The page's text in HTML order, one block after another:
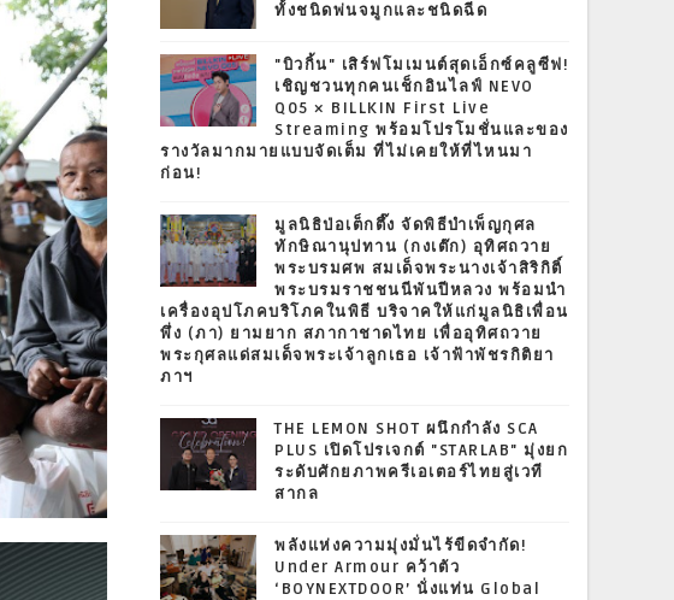
ทั้งชนิดพ่นจมูกและชนิดฉีด
"บิวกิ้น" เสิร์ฟโมเมนต์สุดเอ็กซ์คลูซีฟ!
เชิญชวนทุกคนเช็กอินไลฟ์ NEVO
Q05 × BILLKIN First Live
Streaming พร้อมโปรโมชั่นและของ
รางวัลมากมายแบบจัดเต็ม ที่ไม่เคยให้ที่ไหนมา
ก่อน!
มูลนิธิป่อเต็กตึ๊ง จัดพิธีบำเพ็ญกุศล
ทักษิณานุปทาน (กงเต๊ก) อุทิศถวาย
พระบรมศพ สมเด็จพระนางเจ้าสิริกิติ์
พระบรมราชชนนีพันปีหลวง พร้อมนำ
เครื่องอุปโภคบริโภคในพิธี บริจาคให้แก่มูลนิธิเพื่อน
พึ่ง (ภา) ยามยาก สภากาชาดไทย เพื่ออุทิศถวาย
พระกุศลแด่สมเด็จพระเจ้าลูกเธอ เจ้าฟ้าพัชรกิติยา
ภาฯ
THE LEMON SHOT ผนึกกำลัง SCA
PLUS เปิดโปรเจกต์ "STARLAB" มุ่งยก
ระดับศักยภาพครีเอเตอร์ไทยสู่เวที
สากล
พลังแห่งความมุ่งมั่นไร้ขีดจำกัด!
Under Armour คว้าตัว
‘BOYNEXTDOOR’ นั่งแท่น Global